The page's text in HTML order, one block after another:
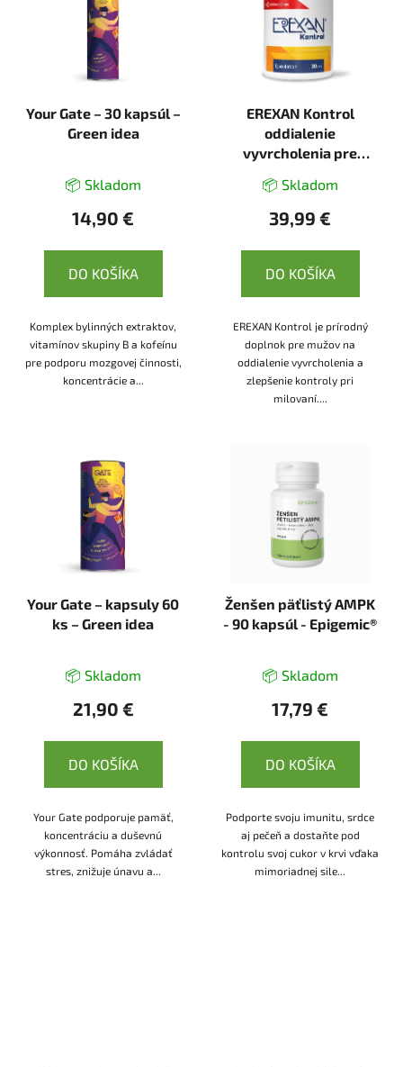
Your Gate – 30 kapsúl –
Green idea
📦 Skladom
14,90 €
DO KOŠÍKA
Komplex bylinných extraktov,
vitamínov skupiny B a kofeínu
pre podporu mozgovej činnosti,
koncentrácie a...
EREXAN Kontrol
oddialenie
vyvrcholenia pre
📦 Skladom
39,99 €
DO KOŠÍKA
EREXAN Kontrol je prírodný
doplnok pre mužov na
oddialenie vyvrcholenia a
zlepšenie kontroly pri
milovaní....
Your Gate – kapsuly 60
ks – Green idea
📦 Skladom
21,90 €
DO KOŠÍKA
Your Gate podporuje pamäť,
koncentráciu a duševnú
výkonnosť. Pomáha zvládať
stres, znižuje únavu a...
Ženšen päťlistý AMPK
- 90 kapsúl - Epigemic®
📦 Skladom
17,79 €
DO KOŠÍKA
Podporte svoju imunitu, srdce
aj pečeň a dostaňte pod
kontrolu svoj cukor v krvi vďaka
mimoriadnej sile...